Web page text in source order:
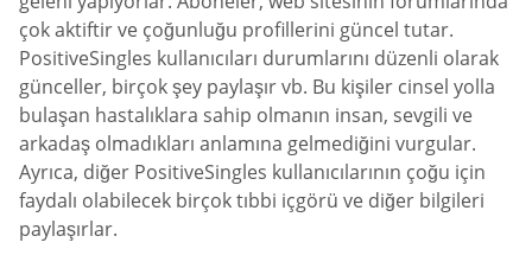
çok aktiftir ve çoğunluğu profillerini güncel tutar.
PositiveSingles kullanıcıları durumlarını düzenli olarak
günceller, birçok şey paylaşır vb. Bu kişiler cinsel yolla
bulaşan hastalıklara sahip olmanın insan, sevgili ve
arkadaş olmadıkları anlamına gelmediğini vurgular.
Ayrıca, diğer PositiveSingles kullanıcılarının çoğu için
faydalı olabilecek birçok tıbbi içgörü ve diğer bilgileri
paylaşırlar.